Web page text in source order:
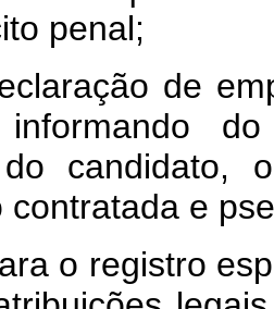
penal;
de
informando
candidato,
contratada e
o registro